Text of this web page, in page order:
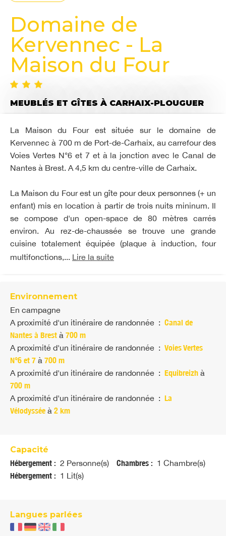
Domaine de
Kervennec - La
Maison du Four
MEUBLÉS ET GÎTES À CARHAIX-PLOUGUER
La Maison du Four est située sur le domaine de
Kervennec à 700 m de Port-de-Carhaix, au carrefour des
Voies Vertes N°6 et 7 et à la jonction avec le Canal de
Nantes à Brest. A 4,5 km du centre-ville de Carhaix.
La Maison du Four est un gîte pour deux personnes (+ un
enfant) mis en location à partir de trois nuits mininum. Il
se compose d'un open-space de 80 mètres carrés
environ. Au rez-de-chaussée se trouve une grande
cuisine totalement équipée (plaque à induction, four
multifonctions,... Lire la suite
Environnement
En campagne
A proximité d'un itinéraire de randonnée : Canal de
Nantes à Brest à 700 m
A proximité d'un itinéraire de randonnée : Voies Vertes
N°6 et 7 à 700 m
A proximité d'un itinéraire de randonnée : Equibreizh à
700 m
A proximité d'un itinéraire de randonnée : La
Vélodyssée à 2 km
Capacité
Hébergement : 2 Personne(s) Chambres : 1 Chambre(s)
Hébergement : 1 Lit(s)
Langues parlées